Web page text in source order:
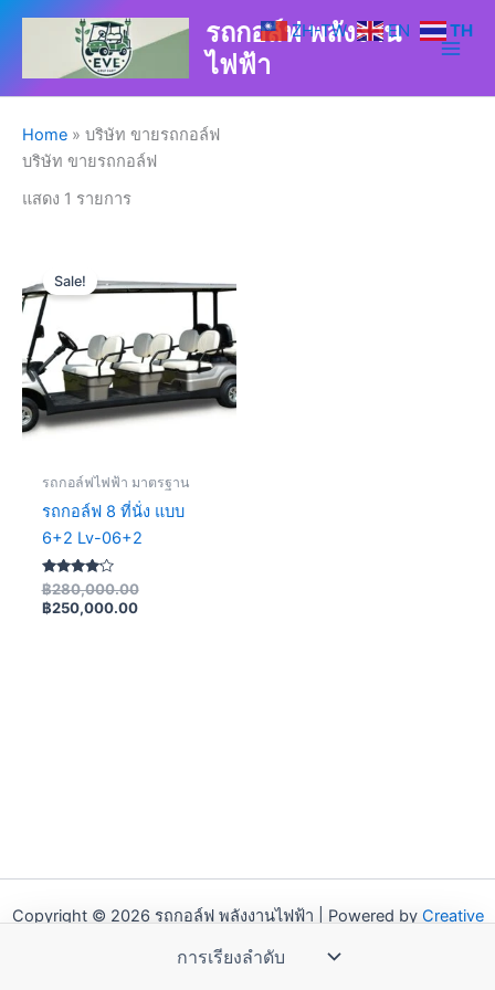
รถกอล์ฟ พลังงาน
ไฟฟ้า
Home » บริษัท ขายรถกอล์ฟ
บริษัท ขายรถกอล์ฟ
แสดง 1 รายการ
Sale!
รถกอล์ฟไฟฟ้า มาตรฐาน
รถกอล์ฟ 8 ที่นั่ง แบบ
6+2 Lv-06+2
ให้
คะแนน
4.00
฿280,000.00
was:
฿280,000.00.
฿250,000.00
is:
฿250,000.00.
Copyright © 2026 รถกอล์ฟ พลังงานไฟฟ้า | Powered by Creative
ZH-TW EN TH